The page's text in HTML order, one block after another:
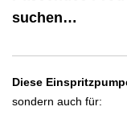
suchen…
Diese
sondern auch für: